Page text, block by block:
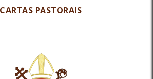
CARTAS PASTORAIS